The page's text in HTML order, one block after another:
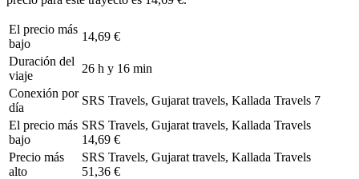
El precio más
bajo
14,69 €
Duración del
viaje
26 h y 16 min
Conexión por
día
SRS Travels, Gujarat travels, Kallada Travels 7
El precio más
bajo
SRS Travels, Gujarat travels, Kallada Travels
14,69 €
Precio más
alto
SRS Travels, Gujarat travels, Kallada Travels
51,36 €